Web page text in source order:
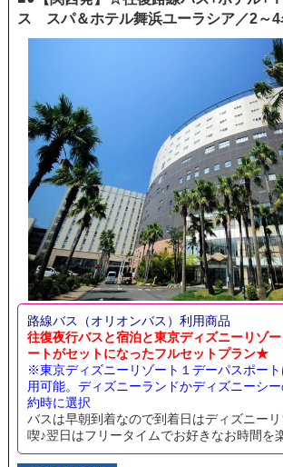
ス スパ＆ホテル舞浜ユーラシア／2～
路線バス（オリオンバス）利用商品
往復夜行バスと宿泊と東京ディズニーリゾ
ートがセットになったフルセットプラン★
※東京ディズニーリゾート１デーパスポート
用可能。ディズニーランドかディズニーシ
約時に選択
バスは早朝到着なので到着日はディズニー
喫♪翌日はフリータイムでお好きなお時間を